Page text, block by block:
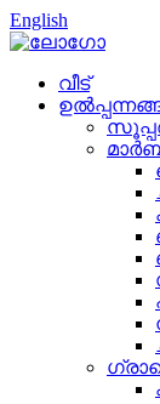
English
വീട്